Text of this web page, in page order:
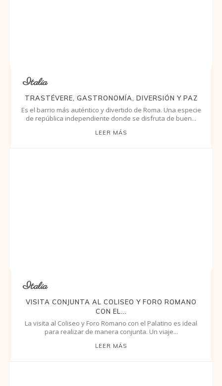
Italia
TRASTÉVERE, GASTRONOMÍA, DIVERSIÓN Y PAZ
Es el barrio más auténtico y divertido de Roma. Una especie
de república independiente donde se disfruta de buen...
LEER MÁS
Italia
VISITA CONJUNTA AL COLISEO Y FORO ROMANO
CON EL...
La visita al Coliseo y Foro Romano con el Palatino es ideal
para realizar de manera conjunta. Un viaje...
LEER MÁS